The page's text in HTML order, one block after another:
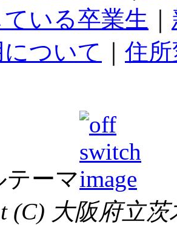
いる卒業生
ついて
住
ーマ
(C) 大阪府立